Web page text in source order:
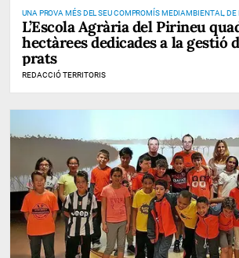
UNA PROVA MÉS DEL SEU COMPROMÍS MEDIAMBIENTAL, DE
DE PREVENCIÓ D’INCENDIS
L’Escola Agrària del Pirineu
hectàrees dedicades a la gestió
prats
REDACCIÓ TERRITORIS